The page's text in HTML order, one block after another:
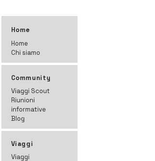
Home
Home
Chi siamo
Community
Viaggi Scout
Riunioni
informative
Blog
Viaggi
Viaggi